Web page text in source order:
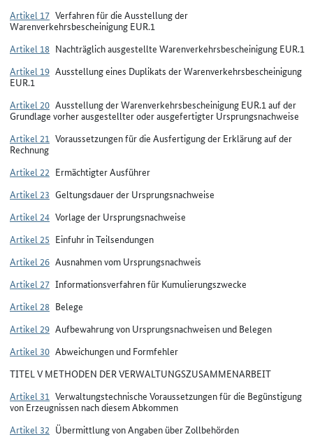
Artikel 17 Verfahren für die Ausstellung der
Warenverkehrsbescheinigung EUR.1
Artikel 18 Nachträglich ausgestellte Warenverkehrsbescheinigung EUR.1
Artikel 19 Ausstellung eines Duplikats der Warenverkehrsbescheinigung
EUR.1
Artikel 20 Ausstellung der Warenverkehrsbescheinigung EUR.1 auf der
Grundlage vorher ausgestellter oder ausgefertigter Ursprungsnachweise
Artikel 21 Voraussetzungen für die Ausfertigung der Erklärung auf der
Rechnung
Artikel 22 Ermächtigter Ausführer
Artikel 23 Geltungsdauer der Ursprungsnachweise
Artikel 24 Vorlage der Ursprungsnachweise
Artikel 25 Einfuhr in Teilsendungen
Artikel 26 Ausnahmen vom Ursprungsnachweis
Artikel 27 Informationsverfahren für Kumulierungszwecke
Artikel 28 Belege
Artikel 29 Aufbewahrung von Ursprungsnachweisen und Belegen
Artikel 30 Abweichungen und Formfehler
TITEL V METHODEN DER VERWALTUNGSZUSAMMENARBEIT
Artikel 31 Verwaltungstechnische Voraussetzungen für die Begünstigung
von Erzeugnissen nach diesem Abkommen
Artikel 32 Übermittlung von Angaben über Zollbehörden